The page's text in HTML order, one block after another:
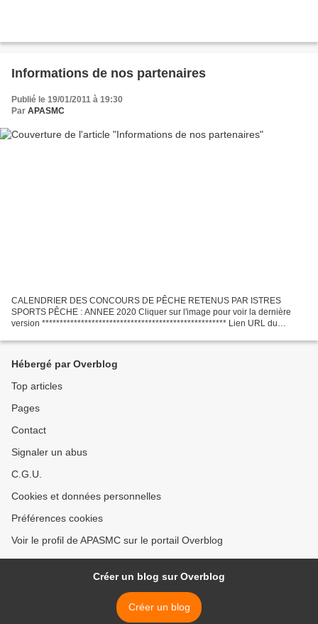
Informations de nos partenaires
Publié le 19/01/2011 à 19:30
Par APASMC
CALENDRIER DES CONCOURS DE PÊCHE RETENUS PAR ISTRES
SPORTS PÊCHE : ANNEE 2020 Cliquer sur l'image pour voir la dernière
version **************************************************** Lien URL du
**************************************************** Navigation...
Hébergé par Overblog
Top articles
Pages
Contact
Signaler un abus
C.G.U.
Cookies et données personnelles
Préférences cookies
Voir le profil de APASMC sur le portail Overblog
Créer un blog sur Overblog
Créer un blog